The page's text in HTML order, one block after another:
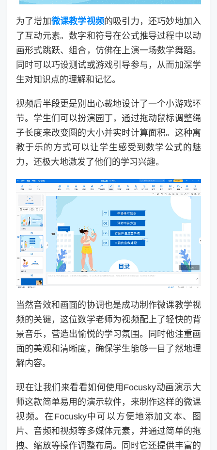
为了增加微课教学视频的吸引力，还巧妙地加入
了互动元素。数字和符号在公式推导过程中以动
画形式跳跃、组合，仿佛在上演一场数学舞蹈。
同时可以巧设测试或游戏引导参与，从而加深学
生对知识点的理解和记忆。
视频后半段更是别出心裁地设计了一个小游戏环
节。学生们可以扮演园丁，通过拖动鼠标调整绳
子长度来改变圆的大小并实时计算面积。这种寓
教于乐的方式可以让学生感受到数学公式的魅
力，还极大地激发了他们的学习兴趣。
当然音效和画面的协调也是成功制作微课教学视
频的关键，这位数学老师为视频配上了轻快的背
景音乐，营造出愉悦的学习氛围。同时他注重画
面的美观和清晰度，确保学生能够一目了然地理
解内容。
现在让我们来看看如何使用Focusky动画演示大
师这款简单易用的演示软件，来制作这样的微课
视频。在Focusky中可以方便地添加文本、图
片、音频和视频等多媒体元素，并通过简单的拖
拽、缩放等操作调整布局。同时它还提供丰富的